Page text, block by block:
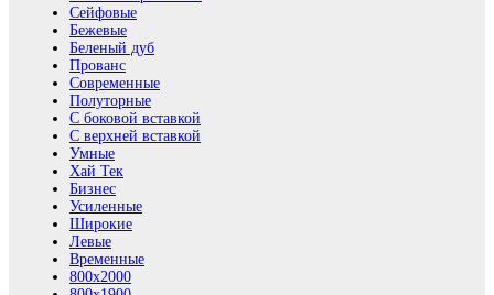
Сейфовые
Бежевые
Беленый дуб
Прованс
Современные
Полуторные
С боковой вставкой
С верхней вставкой
Умные
Хай Тек
Бизнес
Усиленные
Широкие
Левые
Временные
800х2000